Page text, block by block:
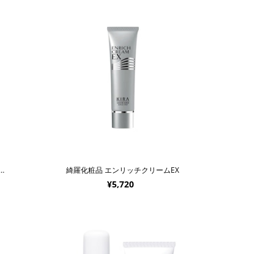
ッセンス【幹細胞コスメ】 綺羅化粧品 エンリッチクリームEX
¥5,720